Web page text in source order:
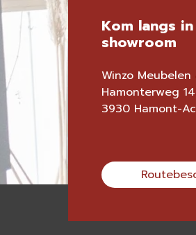
Kom langs
showroom
Winzo
Hamonterweg
3930 Hamont-